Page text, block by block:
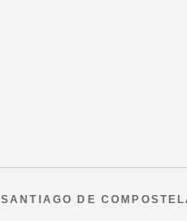
SANTIAGO DE